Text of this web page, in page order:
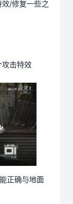
/修复一些之
击特效
正确与地面